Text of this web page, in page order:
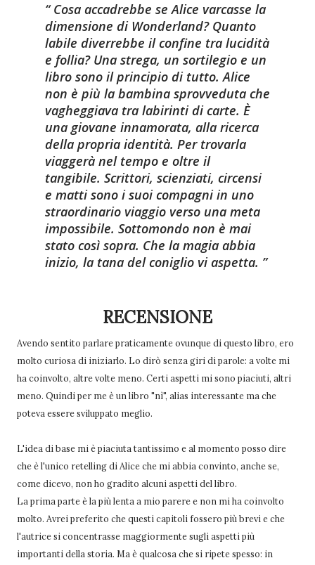
Cosa accadrebbe se Alice varcasse la
dimensione di Wonderland? Quanto
labile diverrebbe il confine tra lucidità
e follia? Una strega, un sortilegio e un
libro sono il principio di tutto.Alice
non è più la bambina sprovveduta che
vagheggiava tra labirinti di carte. È
una giovane innamorata, alla ricerca
della propria identità. Per trovarla
viaggerà nel tempo e oltre il
tangibile. Scrittori, scienziati, circensi
e matti sono i suoi compagni in uno
straordinario viaggio verso una meta
impossibile. Sottomondo non è mai
stato così sopra. Che la magia abbia
inizio, la tana del coniglio vi aspetta.
RECENSIONE
Avendo sentito parlare praticamente ovunque di questo libro, ero
molto curiosa di iniziarlo. Lo dirò senza giri di parole: a volte mi
ha coinvolto, altre volte meno. Certi aspetti mi sono piaciuti, altri
meno. Quindi per me è un libro "nì", alias interessante ma che
poteva essere sviluppato meglio.
L'idea di base mi è piaciuta tantissimo e al momento posso dire
che è l'unico retelling di Alice che mi abbia convinto, anche se,
come dicevo, non ho gradito alcuni aspetti del libro.
La prima parte è la più lenta a mio parere e non mi ha coinvolto
molto. Avrei preferito che questi capitoli fossero più brevi e che
l'autrice si concentrasse maggiormente sugli aspetti più
importanti della storia. Ma è qualcosa che si ripete spesso: in